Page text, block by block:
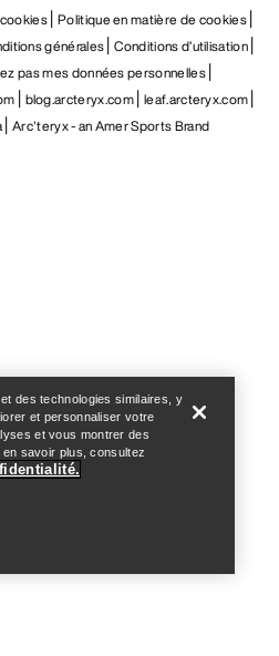
Politique en matière de cookies
générales Conditions d’utilisation
pas mes données personnelles
blog.arcteryx.com leaf.arcteryx.com
Arc'teryx - an Amer Sports Brand
des technologies similaires, y
et personnaliser votre
et vous montrer des
savoir plus, consultez